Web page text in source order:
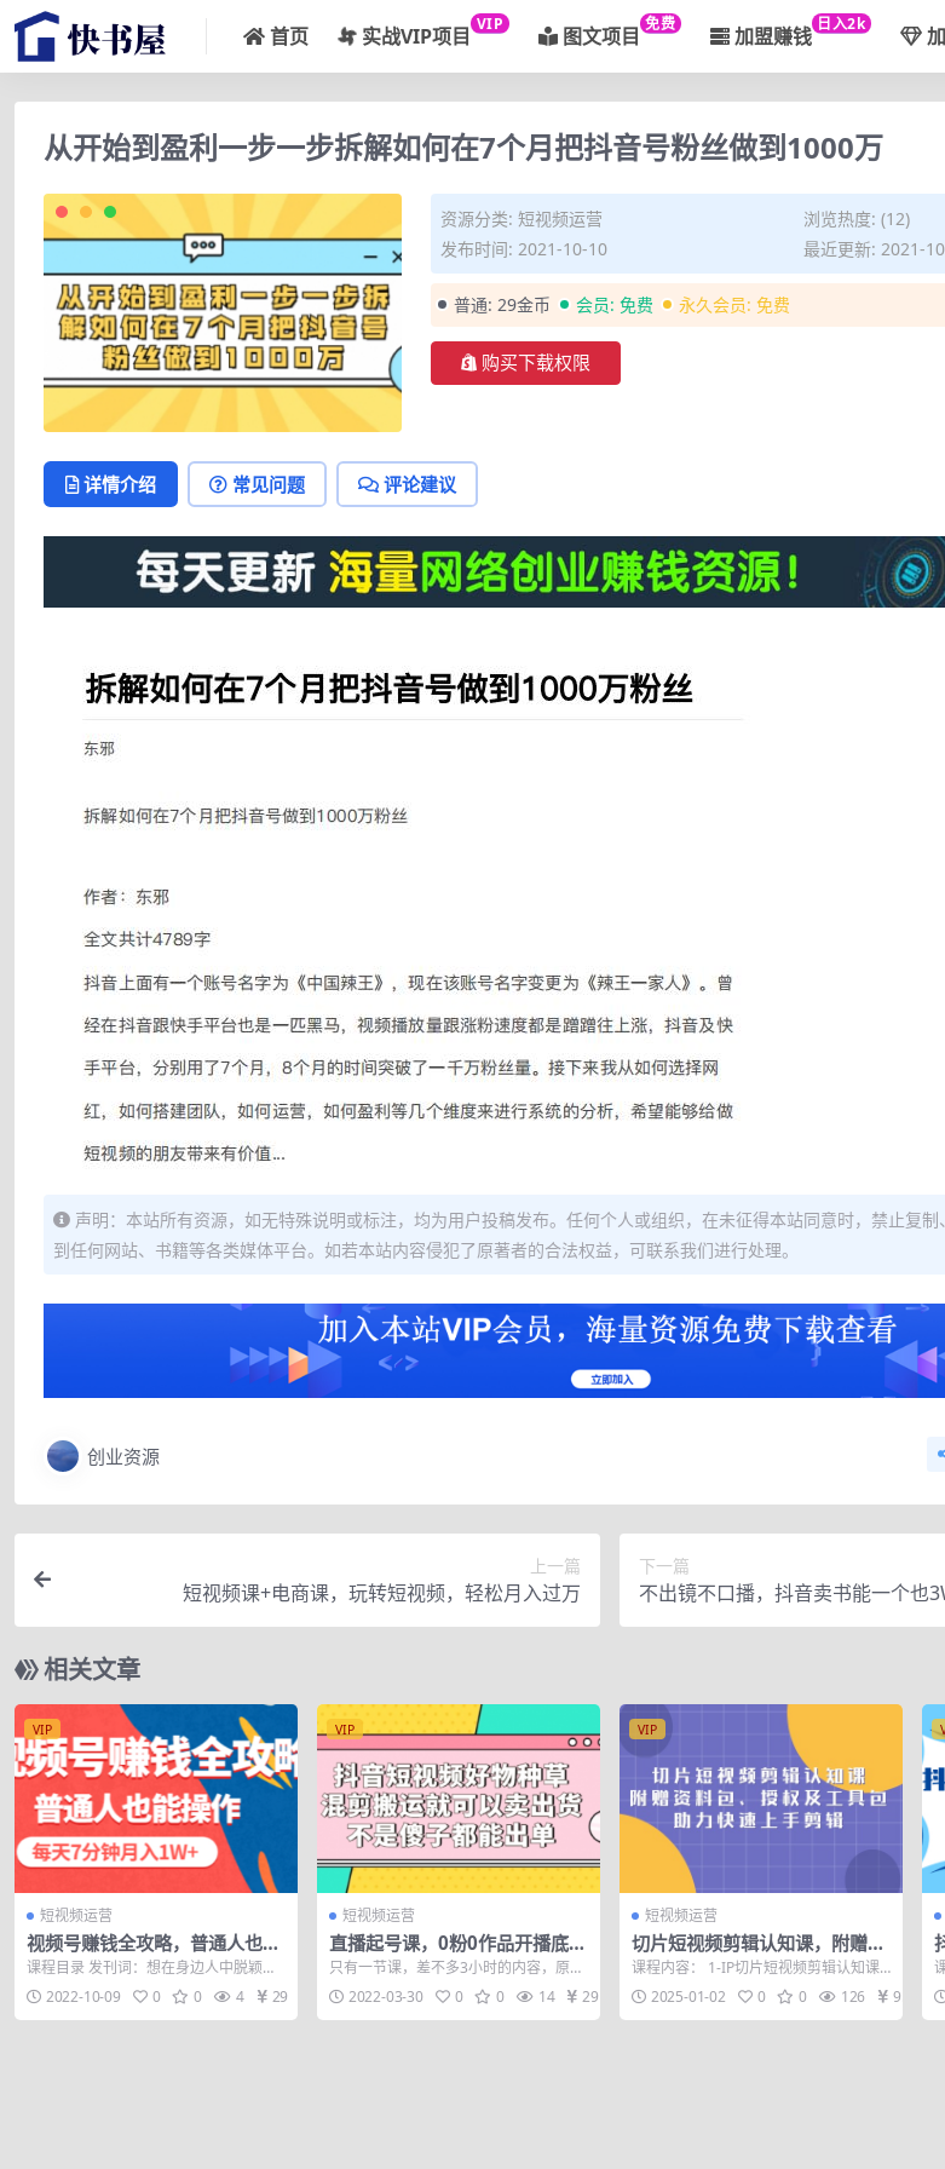
首页 实战VIP项目 VIP 图文项目 免费 加盟赚钱 日入2k
从开始到盈利一步一步拆解如何在7个月把抖音号粉丝做到1000万
资源分类: 短视频运营
浏览热度: (12)
发布时间: 2021-10-10
最近更新: 2021-
普通: 29金币 会员: 免费 永久会员: 免费
购买下载权限
详情介绍 常见问题 评论建议
声明：本站所有资源，如无特殊说明或标注，均为用户投稿发布。任何个人或组织，在未征得本站同意时，禁止复
到任何网站、书籍等各类媒体平台。如若本站内容侵犯了原著者的合法权益，可联系我们进行处理。
创业资源
上一篇
短视频课+电商课，玩转短视频，轻松月入过万
下一篇
不出镜不口播，抖音卖书能一个也
相关文章
VIP
短视频运营
视频号赚钱全攻略，普通人也能
操作 每天7分钟月入1W+（58节
视频课）
课程目录 发刊词：想在身边人中脱颖而
出，你一定要学会玩视频号.mp4 1.微信
为...2022-10-09 0 0 4 29
VIP
短视频运营
直播起号课，0粉0作品开播底层
逻辑，直播5天打爆广场流量
只有一节课，差不多3小时的内容，原价
1500元 课程内容： 一、0粉开播底层逻
辑...2022-03-30 0 0 14 29
VIP
短视频运营
切片短视频剪辑认知课，附赠资
料包、授权及工具包，助力快速
上手剪辑
课程内容： 1-IP切片短视频剪辑认知课
(赠资料包+授权+工具包).mp4 2-...
2025-01-02 0 0 126 9.9